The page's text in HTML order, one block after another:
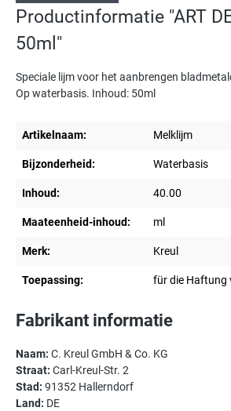
Productinformatie "ART
50ml"
Speciale lijm voor het aanbrengen
Op waterbasis. Inhoud: 50ml
Artikelnaam: Melklijm
Bijzonderheid: Waterbasis
Inhoud: 40.00
Maateenheid-inhoud: ml
Merk: Kreul
Toepassing: für die Haftung
Fabrikant informatie
Naam: C. Kreul GmbH & Co. KG
Straat: Carl-Kreul-Str. 2
Stad: 91352 Hallerndorf
Land: DE